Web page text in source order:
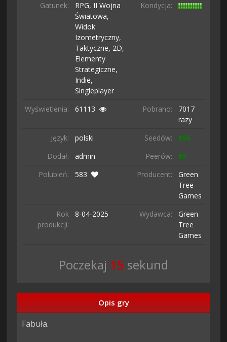
Gatunek: RPG, II Wojna
Światowa,
Widok
Izometryczny,
Taktyczne, 2D,
Elementy
Strategiczne,
Indie,
Singleplayer
Kondycja:
Wyświetlenia: 61113 Pobrano:
7017
razy
Język:
polski Seedów:
655
Dodał:
admin Peerów:
85
Polubień:
583 Producent:
Green
Tree
Games
Rok
produkcji:
8-04-2025 Wydawca:
Green
Tree
Games
Poczekaj 14 sekund
Opis gry
Fabuła.